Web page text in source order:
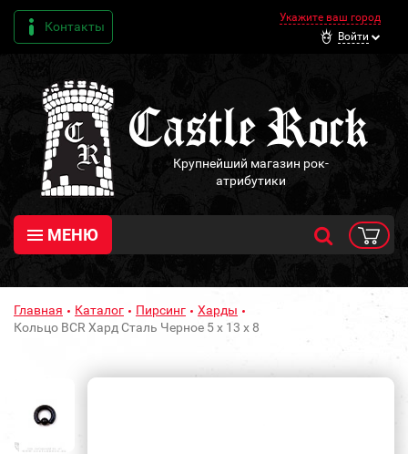
Контакты
Укажите ваш город
Войти
Крупнейший магазин рок-
атрибутики
МЕНЮ
Главная Каталог Пирсинг
Харды
Кольцо BCR Хард Сталь Черное 5 х 13 х 8